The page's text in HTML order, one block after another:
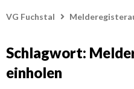
VG Fuchstal
Schlagwort:
einholen